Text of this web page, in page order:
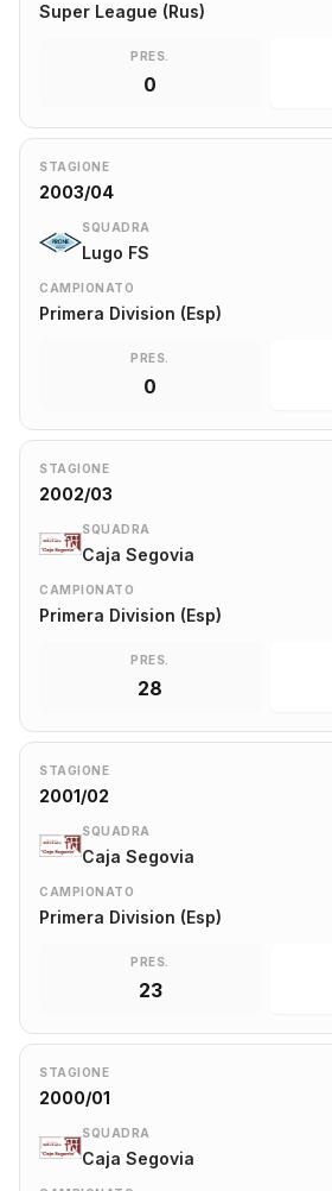
Super League (Rus)
PRES.
0
STAGIONE
2003/04
SQUADRA
Lugo FS
CAMPIONATO
Primera Division (Esp)
PRES.
0
STAGIONE
2002/03
SQUADRA
Caja Segovia
CAMPIONATO
Primera Division (Esp)
PRES.
28
STAGIONE
2001/02
SQUADRA
Caja Segovia
CAMPIONATO
Primera Division (Esp)
PRES.
23
STAGIONE
2000/01
SQUADRA
Caja Segovia